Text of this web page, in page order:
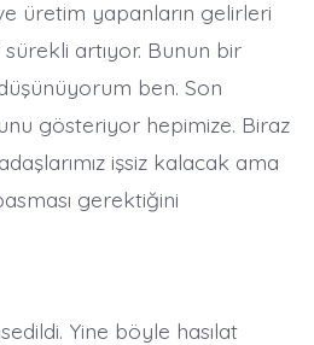
üretim yapanların gelirleri
artıyor. Bunun bir
ben. Son
gösteriyor hepimize. Biraz
işsiz kalacak ama
gerektiğini
Yine böyle hasılat